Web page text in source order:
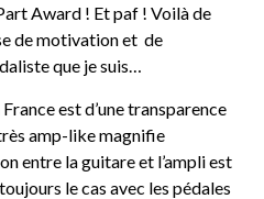
Award ! Et paf ! Voilà de
de motivation et de
que je suis…
est d’une transparence
amp-like magnifie
entre la guitare et l’ampli est
le cas avec les pédales